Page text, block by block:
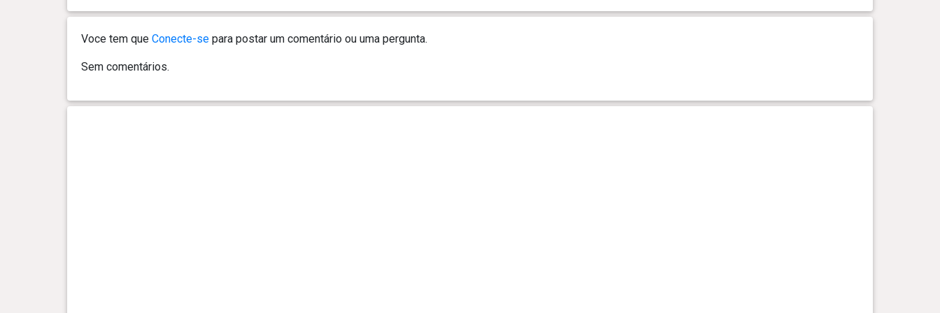
Voce tem que Conecte-separa postar um comentário ou uma pergunta.
Sem comentários.